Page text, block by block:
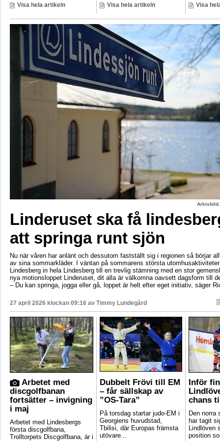
Visa hela artikeln Visa hela artikeln Visa
Linderuset ska få
att springa runt sjön
Nu när våren har anlänt och dessutom fastställt sig i regionen så börjar
av sina sommarkläder. I väntan på sommarens största
Lindesberg in hela Lindesberg till en trevlig stämning med en stor
nya motionsloppet Linderuset, dit alla är välkomna oavsett dagsform till
– Du kan springa, jogga eller gå, loppet är helt efter eget initiativ, säger
27 april 2026 klockan 09:16 av Timmy Lundegård
Arbetet med
discgolfbanan
fortsätter – invigning
i maj
Arbetet med Lindesbergs
första discgolfbana,
Trolltorpets Discgolfbana, är i
Dubbelt Frövi till EM
– får sällskap av
”OS-Tara”
På torsdag startar judo-EM i
Georgiens huvudstad,
Tbilisi, där Europas främsta
utövare...
Inför
chans
Den norra
har tagit
Lindlöven
position